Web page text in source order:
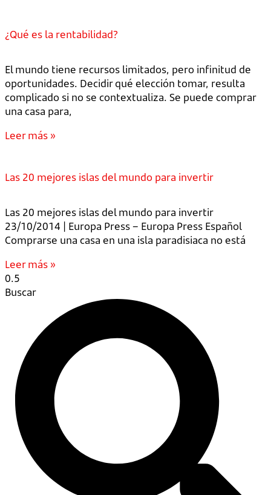
¿Qué es la rentabilidad?
El mundo tiene recursos limitados, pero infinitud de
oportunidades. Decidir qué elección tomar, resulta
complicado si no se contextualiza. Se puede comprar
una casa para,
Leer más »
Las 20 mejores islas del mundo para invertir
Las 20 mejores islas del mundo para invertir
23/10/2014 | Europa Press – Europa Press Español
Comprarse una casa en una isla paradisiaca no está
Leer más »
Buscar